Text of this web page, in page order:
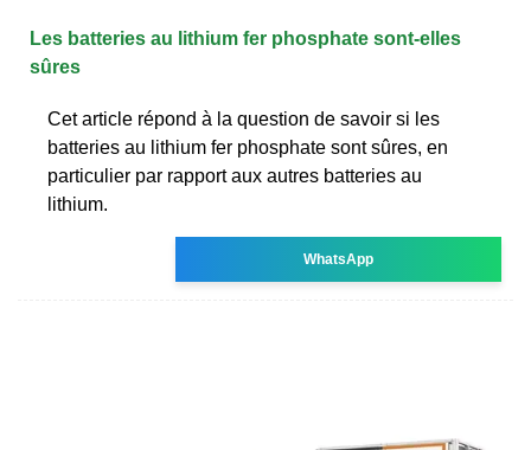
Les batteries au lithium fer phosphate sont-elles
sûres
Cet article répond à la question de savoir si les
batteries au lithium fer phosphate sont sûres, en
particulier par rapport aux autres batteries au
lithium.
WhatsApp